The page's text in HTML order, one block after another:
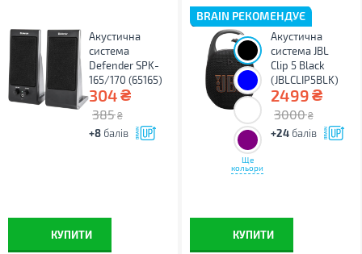
Акустична
система
Defender SPK-
165/170 (65165)
304₴
385 ₴
+8 балів
КУПИТИ
BRAIN РЕКОМЕНДУЄ
Ще
кольори
Акустична
система JBL
Clip 5 Black
(JBLCLIP5BLK)
2499₴
3000 ₴
+24 балів
КУПИТИ